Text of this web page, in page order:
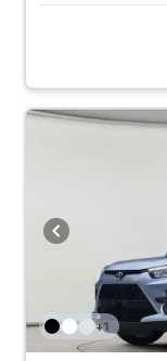
1
+